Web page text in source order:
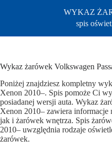
WYKAZ
spis
Wykaz żarówek Volkswagen
Poniżej znajdziesz kompletny
Xenon 2010–. Spis pomoże Ci
posiadanej wersji auta. Wykaz
Xenon 2010– zawiera informacje
jak i żarówek wnętrza. Spis
2010– uwzględnia rodzaje
żarówek.